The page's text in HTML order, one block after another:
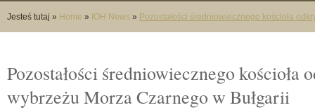
Jesteś tutaj » Home » IOH News » Pozostałości średniowiecznego kościoła
Pozostałości średniowiecznego kościoła
wybrzeżu Morza Czarnego w Bułgarii